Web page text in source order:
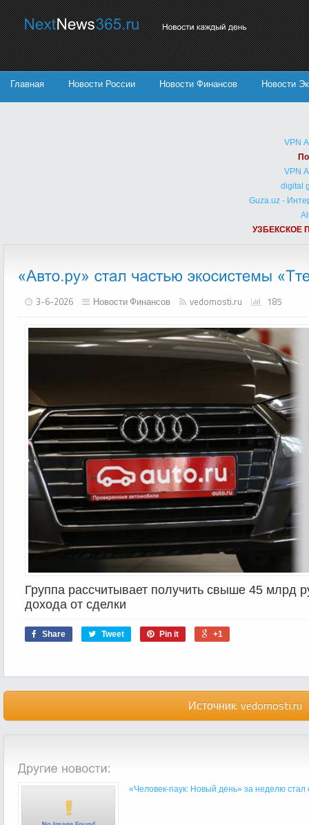
Главная Новости России Новости Финансов Новости
VPN
VPN
digital
Guza.uz -
УЗБЕКСКОЕ
3-6-2026 Новости Финансов vedomosti.ru 185
Группа рассчитывает получить свыше 45 млрд
дохода от сделки
Share Tweet Pin it +1
Источник: vedomosti.ru
«Человек-паук: Новый день» за неделю